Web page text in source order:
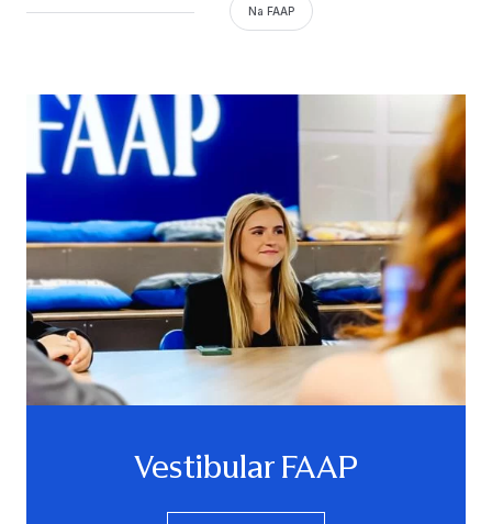
Na FAAP
Vestibular FAAP